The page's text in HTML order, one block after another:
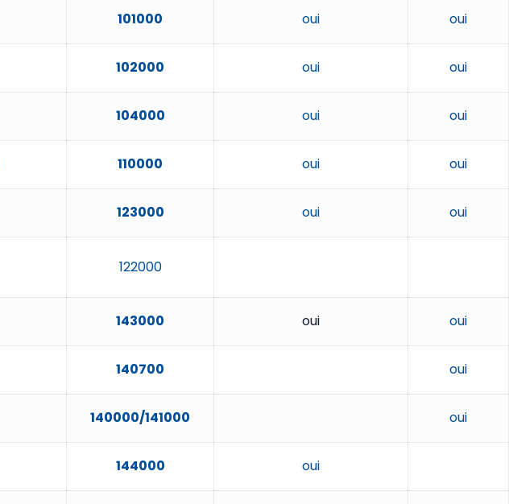
101000 oui oui
102000 oui oui
104000 oui oui
110000 oui oui
123000 oui oui
122000
143000 oui oui
140700 oui
140000/141000 oui
144000 oui